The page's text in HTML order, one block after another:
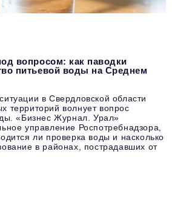
вопросом: как паводки
питьевой воды на Среднем
в Свердловской области
территорий волнует вопрос
«Бизнес Журнал. Урал»
управление Роспотребнадзора,
ли проверка воды и насколько
в районах, пострадавших от